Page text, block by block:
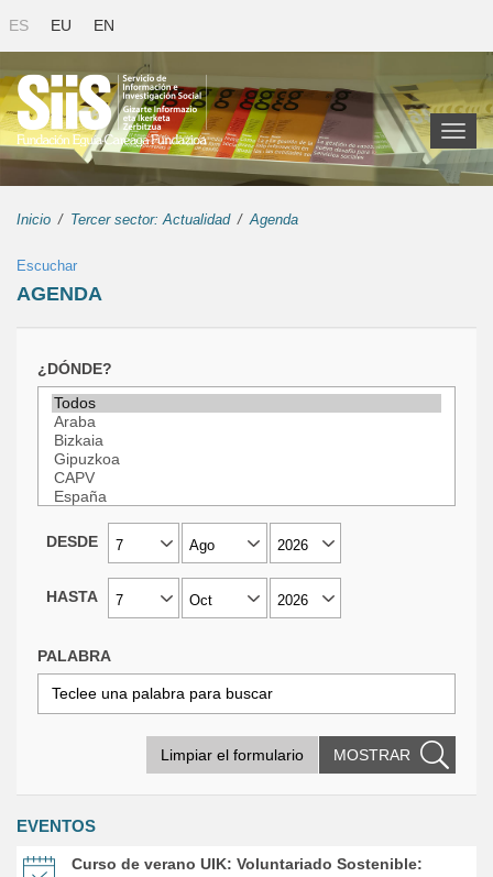
ES EU EN
Toggle
Inicio Tercer sector: Actualidad Agenda
Escuchar
AGENDA
¿DÓNDE?
DESDE
HASTA
PALABRA
Limpiar el formulario MOSTRAR
EVENTOS
Curso de verano UIK: Voluntariado Sostenible: